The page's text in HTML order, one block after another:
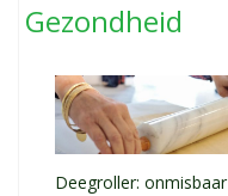
Gezondheid
Deegroller: onmisbaar